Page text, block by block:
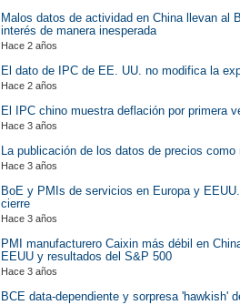
Malos datos de actividad en China llevan al
interés de manera inesperada
Hace 2 años
El dato de IPC de EE. UU. no modifica la
Hace 2 años
El IPC chino muestra deflación por primera
Hace 3 años
La publicación de los datos de precios
Hace 3 años
BoE y PMIs de servicios en Europa y
cierre
Hace 3 años
PMI manufacturero Caixin más débil en
EEUU y resultados del S&P 500
Hace 3 años
BCE data-dependiente y sorpresa 'hawkish'